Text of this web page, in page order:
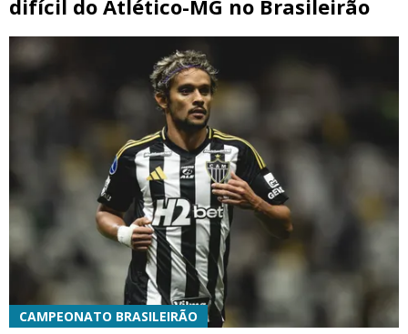
difícil do Atlético-MG no Brasileirão
CAMPEONATO BRASILEIRÃO